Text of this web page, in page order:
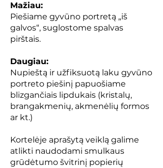
Mažiau:
Piešiame gyvūno portretą „iš
galvos“, suglostome spalvas
pirštais.
Daugiau:
Nupieštą ir užfiksuotą laku gyvūno
portreto piešinį papuošiame
blizgančiais lipdukais (kristalų,
brangakmenių, akmenėlių formos
ar kt.)
Kortelėje aprašytą veiklą galime
atlikti naudodami smulkaus
grūdėtumo švitrinį popierių